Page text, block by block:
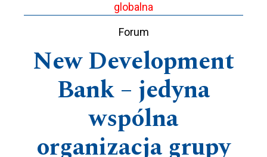
globalna
Forum
New Development
Bank – jedyna
wspólna
organizacja grupy